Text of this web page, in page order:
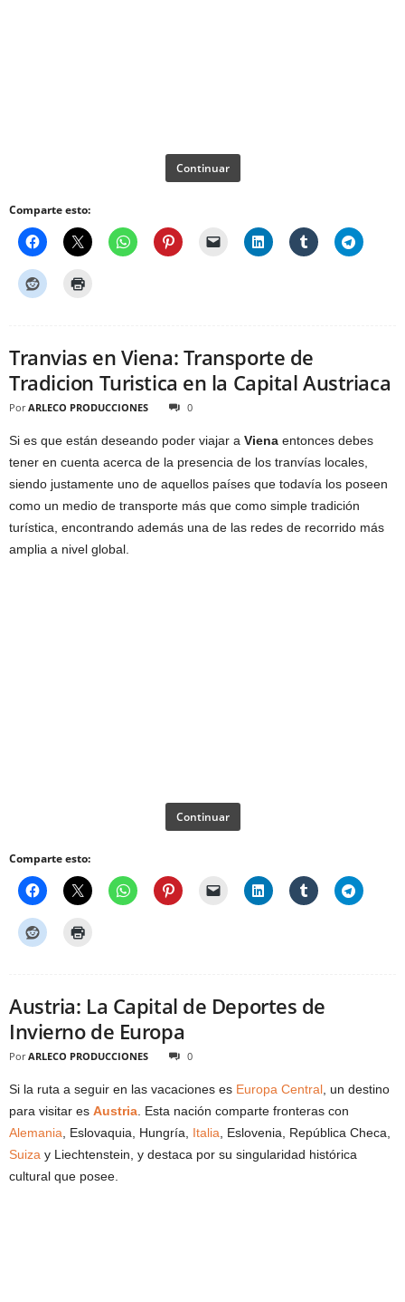
Continuar
Comparte esto:
Tranvias en Viena: Transporte de
Tradicion Turistica en la Capital Austriaca
Por ARLECO PRODUCCIONES 0
Si es que están deseando poder viajar a Viena entonces debes
tener en cuenta acerca de la presencia de los tranvías locales,
siendo justamente uno de aquellos países que todavía los poseen
como un medio de transporte más que como simple tradición
turística, encontrando además una de las redes de recorrido más
amplia a nivel global.
Continuar
Comparte esto:
Austria: La Capital de Deportes de
Invierno de Europa
Por ARLECO PRODUCCIONES 0
Si la ruta a seguir en las vacaciones es Europa Central , un destino
para visitar es Austria . Esta nación comparte fronteras con
Alemania , Eslovaquia, Hungría, Italia , Eslovenia, República Checa,
Suiza y Liechtenstein, y destaca por su singularidad histórica
cultural que posee.